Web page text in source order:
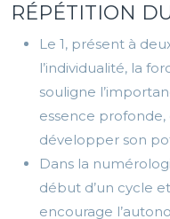
RÉPÉTITION
Le 1, présent à
l’individualité, la
souligne
essence profonde,
développer son
Dans la
début d’un cycle
encourage